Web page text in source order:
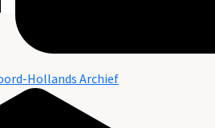
Hollands Archief